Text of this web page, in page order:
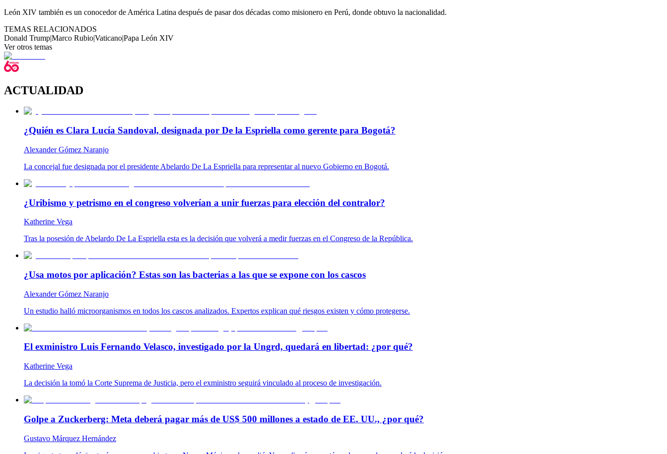
León XIV también es un conocedor de América Latina después de pasar dos décadas como misionero en Perú, donde obtuvo la nacionalidad.
TEMAS RELACIONADOS
Donald Trump|Marco Rubio|Vaticano|Papa León XIV
Ver otros temas
ACTUALIDAD
¿Quién es Clara Lucía Sandoval, designada por De la Espriella como gerente para Bogotá?
Alexander Gómez Naranjo
La concejal fue designada por el presidente Abelardo De La Espriella para representar al nuevo Gobierno en Bogotá.
¿Uribismo y petrismo en el congreso volverían a unir fuerzas para elección del contralor?
Katherine Vega
Tras la posesión de Abelardo De La Espriella esta es la decisión que volverá a medir fuerzas en el Congreso de la República.
¿Usa motos por aplicación? Estas son las bacterias a las que se expone con los cascos
Alexander Gómez Naranjo
Un estudio halló microorganismos en todos los cascos analizados. Expertos explican qué riesgos existen y cómo protegerse.
El exministro Luis Fernando Velasco, investigado por la Ungrd, quedará en libertad: ¿por qué?
Katherine Vega
La decisión la tomó la Corte Suprema de Justicia, pero el exministro seguirá vinculado al proceso de investigación.
Golpe a Zuckerberg: Meta deberá pagar más de US$ 500 millones a estado de EE. UU., ¿por qué?
Gustavo Márquez Hernández